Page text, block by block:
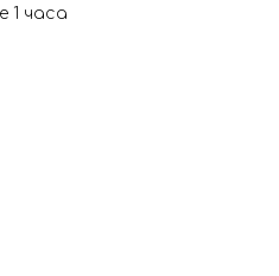
1 часа